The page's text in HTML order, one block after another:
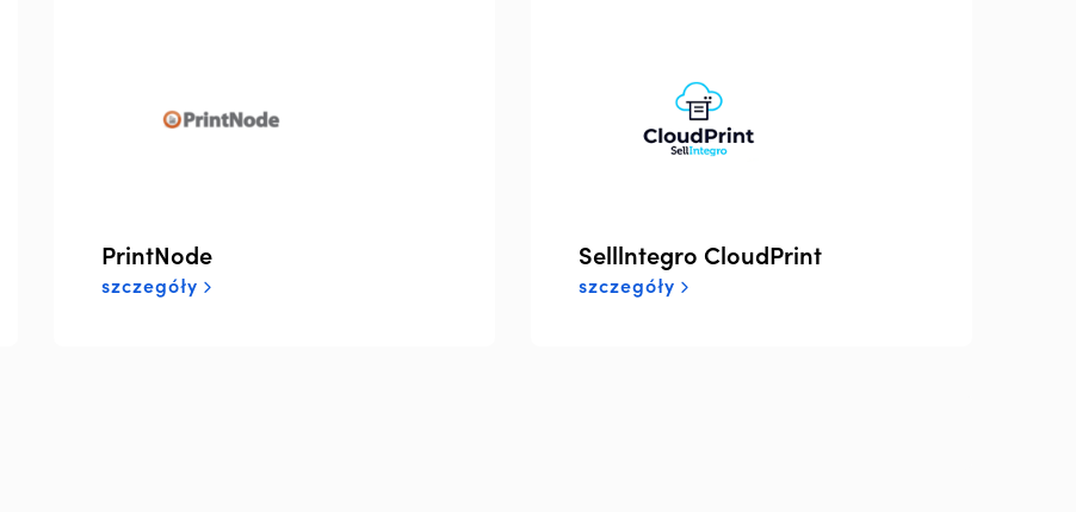
PrintNode
szczegóły
Selllntegro CloudPrint
szczegóły